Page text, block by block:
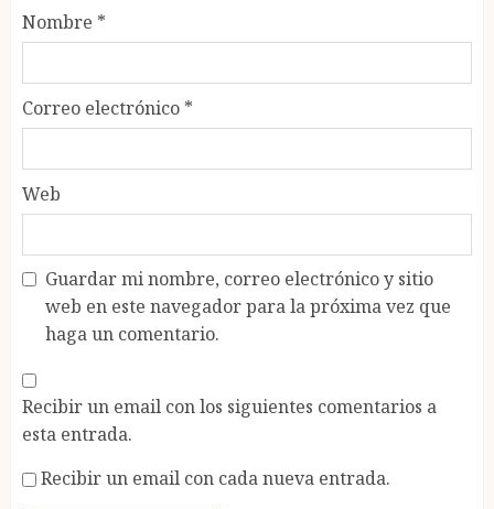
Nombre *
Correo electrónico *
Web
Guardar mi nombre, correo electrónico y sitio
web en este navegador para la próxima vez que
haga un comentario.
Recibir un email con los siguientes comentarios a
esta entrada.
Recibir un email con cada nueva entrada.